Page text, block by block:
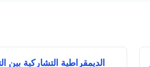
الديمقراطية التشاركية بين